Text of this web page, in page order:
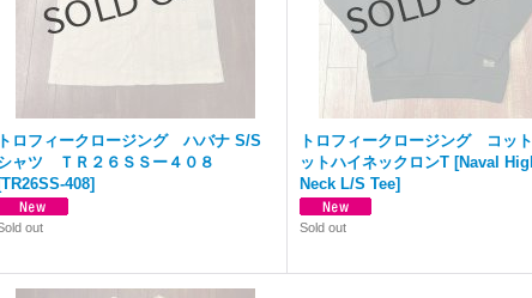
トロフィークロージング ハバナ S/S
ャツ ＴＲ２６ＳＳー４０８
[TR26SS-408]
out
トロフィークロージング コッ
ットハイネックロンT [Naval
Neck L/S Tee]
Sold out